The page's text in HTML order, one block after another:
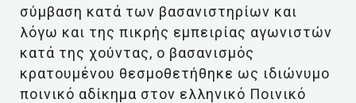
σύμβαση κατά των βασανιστηρίων και
λόγω και της πικρής εμπειρίας αγωνιστών
κατά της χούντας, ο βασανισμός
κρατουμένου θεσμοθετήθηκε ως ιδιώνυμο
ποινικό αδίκημα στον ελληνικό Ποινικό